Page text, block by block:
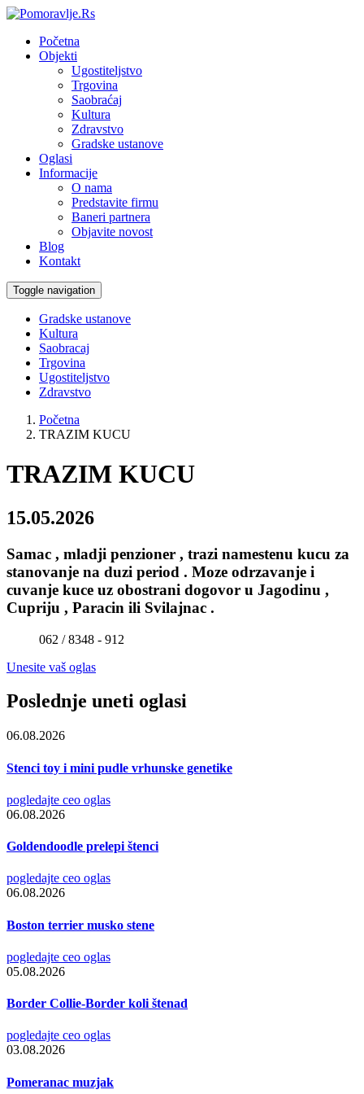
Početna
Objekti
Ugostiteljstvo
Trgovina
Saobraćaj
Kultura
Zdravstvo
Gradske ustanove
Oglasi
Informacije
O nama
Predstavite firmu
Baneri partnera
Objavite novost
Blog
Kontakt
Toggle navigation
Gradske ustanove
Kultura
Saobracaj
Trgovina
Ugostiteljstvo
Zdravstvo
Početna
TRAZIM KUCU
TRAZIM KUCU
15.05.2026
Samac , mladji penzioner , trazi namestenu kucu za
stanovanje na duzi period . Moze odrzavanje i
cuvanje kuce uz obostrani dogovor u Jagodinu ,
Cupriju , Paracin ili Svilajnac .
062 / 8348 - 912
Unesite vaš oglas
Poslednje uneti oglasi
06.08.2026
Stenci toy i mini pudle vrhunske genetike
pogledajte ceo oglas
06.08.2026
Goldendoodle prelepi štenci
pogledajte ceo oglas
06.08.2026
Boston terrier musko stene
pogledajte ceo oglas
05.08.2026
Border Collie-Border koli štenad
pogledajte ceo oglas
03.08.2026
Pomeranac muzjak